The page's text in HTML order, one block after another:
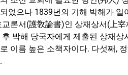
었으나 1839년의 기해 박해가
교론서(護敎論書)인 상재상서(上
박해 당국자에게 제출된 상재
이름 높은 소책자이다. 다섯째,